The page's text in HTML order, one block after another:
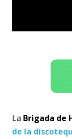
La Brigada de
de la